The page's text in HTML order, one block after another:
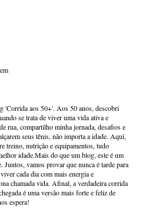
'Corrida aos 50+'. Aos 50 anos, descobri
se trata de viver uma vida ativa e
rua, compartilho minha jornada, desafios e
seus tênis, não importa a idade. Aqui,
treino, nutrição e equipamentos, tudo
idade.Mais do que um blog, este é um
Juntos, vamos provar que nunca é tarde para
cada dia com mais energia e
chamada vida. Afinal, a verdadeira corrida
é uma versão mais forte e feliz de
espera!